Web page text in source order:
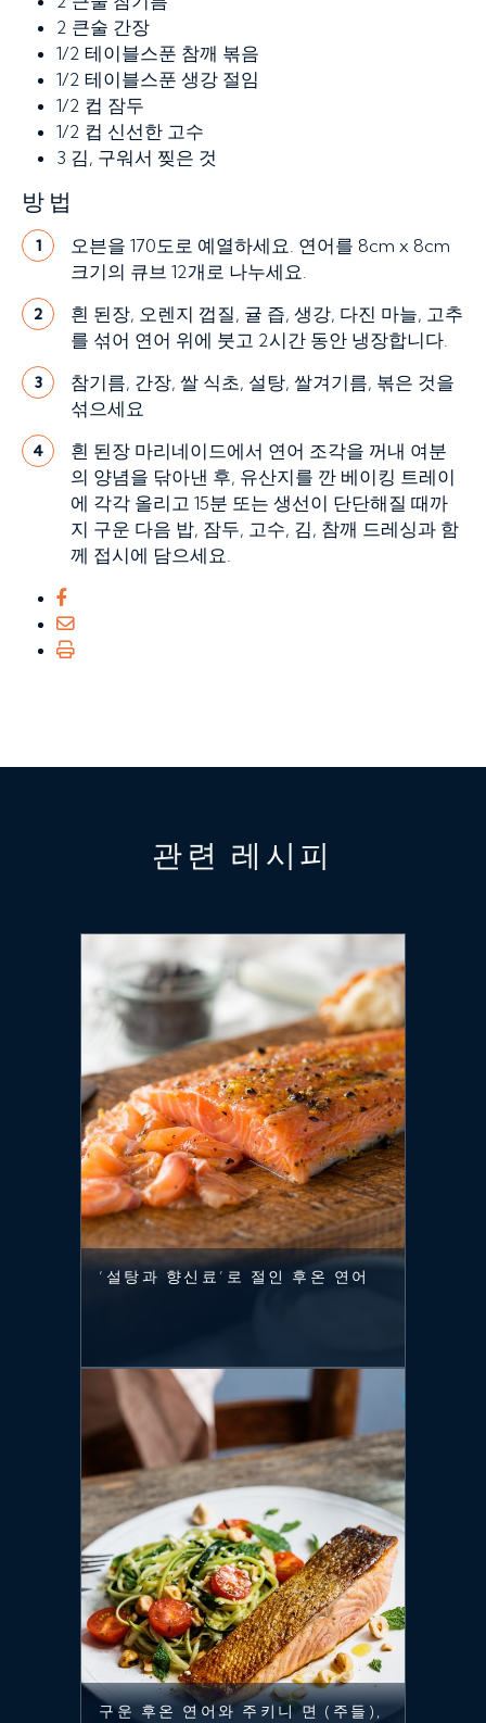
2 큰술 간장
1/2 테이블스푼 참깨 볶음
1/2 테이블스푼 생강 절임
1/2 컵 잠두
1/2 컵 신선한 고수
3 김, 구워서 찢은 것
방법
1
오븐을 170도로 예열하세요. 연어를 8cm x 8cm
크기의 큐브 12개로 나누세요.
2
흰 된장, 오렌지 껍질, 귤 즙, 생강, 다진 마늘, 고추
를 섞어 연어 위에 붓고 2시간 동안 냉장합니다.
3
참기름, 간장, 쌀 식초, 설탕, 쌀겨기름, 볶은 것을
섞으세요
4
흰 된장 마리네이드에서 연어 조각을 꺼내 여분
의 양념을 닦아낸 후, 유산지를 깐 베이킹 트레이
에 각각 올리고 15분 또는 생선이 단단해질 때까
지 구운 다음 밥, 잠두, 고수, 김, 참깨 드레싱과 함
께 접시에 담으세요.
관련 레시피
‘설탕과 향신료’로 절인 후온 연어
구운 후온 연어와 주키니 면 (주들),